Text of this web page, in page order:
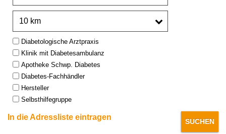
Type:Diabetologische Arztpraxis
Klinik mit Diabetesambulanz
Apotheke Schwp. Diabetes
Diabetes-Fachhändler
Hersteller
Selbsthilfegruppe
In die Adressliste eintragen